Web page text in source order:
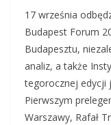
17 września
Budapest Forum
Budapesztu,
analiz, a także
tegorocznej edycji
Pierwszym
Warszawy, Rafał